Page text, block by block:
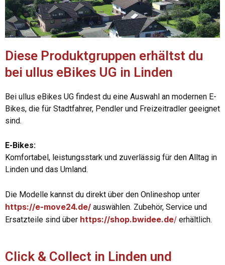
Diese Produktgruppen erhältst du
bei ullus eBikes UG in Linden
Bei ullus eBikes UG findest du eine Auswahl an modernen E-
Bikes, die für Stadtfahrer, Pendler und Freizeitradler geeignet
sind.
E-Bikes:
Komfortabel, leistungsstark und zuverlässig für den Alltag in
Linden und das Umland.
Die Modelle kannst du direkt über den Onlineshop unter
https://e-move24.de/ auswählen. Zubehör, Service und
Ersatzteile sind über https://shop.bwidee.de/ erhältlich.
Click & Collect in Linden und